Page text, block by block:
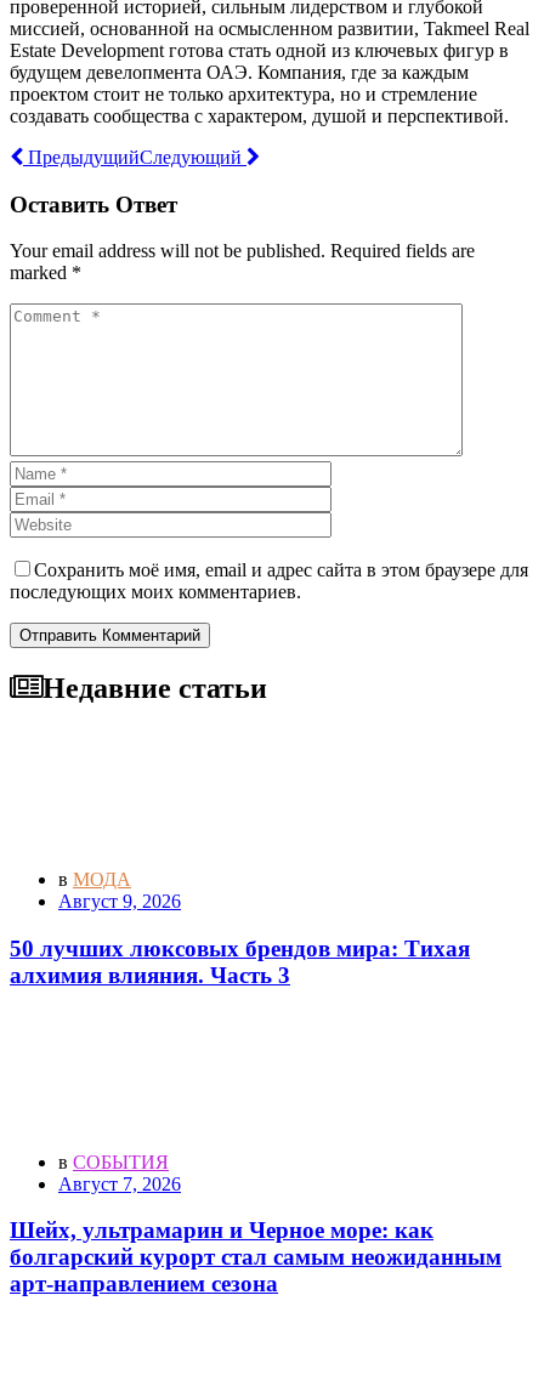
проверенной историей, сильным лидерством и глубокой
миссией, основанной на осмысленном развитии, Takmeel Real
Estate Development готова стать одной из ключевых фигур в
будущем девелопмента ОАЭ. Компания, где за каждым
проектом стоит не только архитектура, но и стремление
создавать сообщества с характером, душой и перспективой.
ПредыдущийСледующий
Оставить Ответ
Your email address will not be published. Required fields are
marked *
Сохранить моё имя, email и адрес сайта в этом браузере для
последующих моих комментариев.
Отправить Комментарий
Недавние статьи
в МОДА
Август 9, 2026
50 лучших люксовых брендов мира: Тихая
алхимия влияния. Часть 3
в СОБЫТИЯ
Август 7, 2026
Шейх, ультрамарин и Черное море: как
болгарский курорт стал самым неожиданным
арт-направлением сезона